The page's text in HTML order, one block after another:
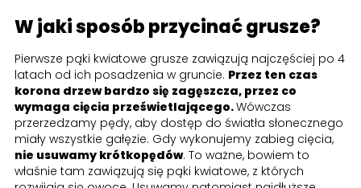
W jaki sposób przycinać grusze?
Pierwsze pąki kwiatowe grusze zawiązują najczęściej po 4
latach od ich posadzenia w gruncie. Przez ten czas
korona drzew bardzo się zagęszcza, przez co
wymaga cięcia prześwietlającego.Wówczas
przerzedzamy pędy, aby dostęp do światła słonecznego
miały wszystkie gałęzie. Gdy wykonujemy zabieg cięcia,
nie usuwamy krótkopędów. To ważne, bowiem to
właśnie tam zawiązują się pąki kwiatowe, z których